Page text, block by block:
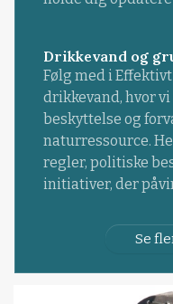
Drikkevand og
Følg med i
drikkevand, hvor
beskyttelse og
naturressource.
regler, politiske
initiativer, der
Se